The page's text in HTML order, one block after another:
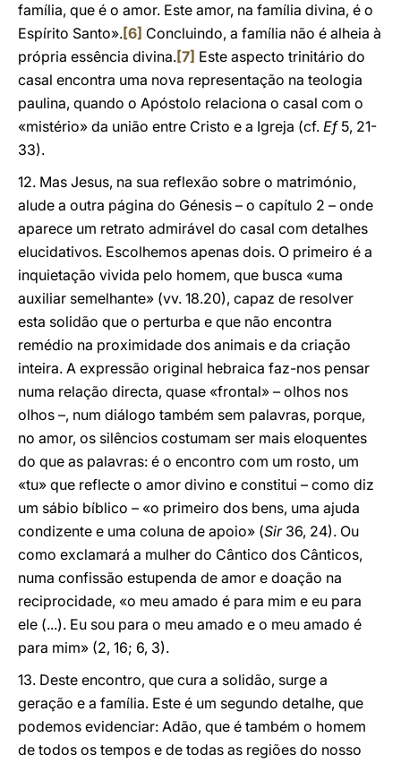
família, que é o amor. Este amor, na família divina, é o
Espírito Santo».[6] Concluindo, a família não é alheia à
própria essência divina.[7] Este aspecto trinitário do
casal encontra uma nova representação na teologia
paulina, quando o Apóstolo relaciona o casal com o
«mistério» da união entre Cristo e a Igreja (cf. Ef5, 21-
33).
12. Mas Jesus, na sua reflexão sobre o matrimónio,
alude a outra página do Génesis – o capítulo 2 – onde
aparece um retrato admirável do casal com detalhes
elucidativos. Escolhemos apenas dois. O primeiro é a
inquietação vivida pelo homem, que busca «uma
auxiliar semelhante» (vv. 18.20), capaz de resolver
esta solidão que o perturba e que não encontra
remédio na proximidade dos animais e da criação
inteira. A expressão original hebraica faz-nos pensar
numa relação directa, quase «frontal» – olhos nos
olhos –, num diálogo também sem palavras, porque,
no amor, os silêncios costumam ser mais eloquentes
do que as palavras: é o encontro com um rosto, um
«tu» que reflecte o amor divino e constitui – como diz
um sábio bíblico – «o primeiro dos bens, uma ajuda
condizente e uma coluna de apoio» (Sir36, 24). Ou
como exclamará a mulher do Cântico dos Cânticos,
numa confissão estupenda de amor e doação na
reciprocidade, «o meu amado é para mim e eu para
ele (...). Eu sou para o meu amado e o meu amado é
para mim» (2, 16; 6, 3).
13. Deste encontro, que cura a solidão, surge a
geração e a família. Este é um segundo detalhe, que
podemos evidenciar: Adão, que é também o homem
de todos os tempos e de todas as regiões do nosso